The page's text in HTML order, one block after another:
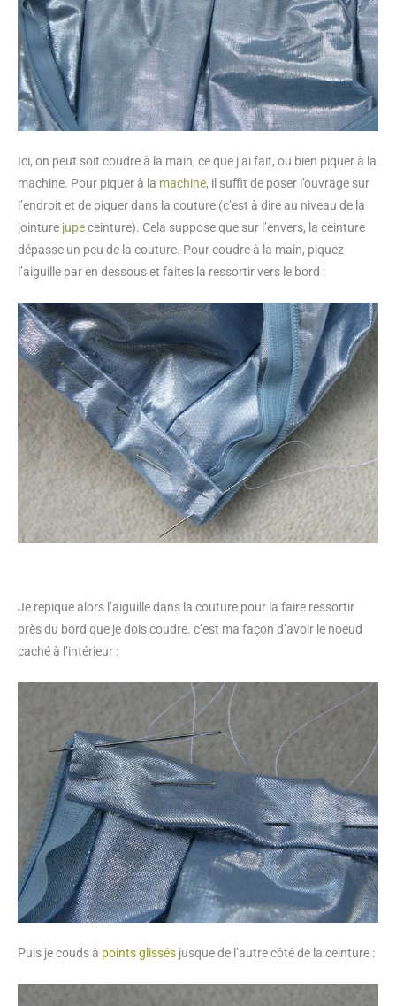
Ici, on peut soit coudre à la main, ce que j’ai fait, ou bien piquer à la
machine. Pour piquer à la machine, il suffit de poser l’ouvrage sur
l’endroit et de piquer dans la couture (c’est à dire au niveau de la
jointure jupeceinture). Cela suppose que sur l’envers, la ceinture
dépasse un peu de la couture. Pour coudre à la main, piquez
l’aiguille par en dessous et faites la ressortir vers le bord :
Je repique alors l’aiguille dans la couture pour la faire ressortir
près du bord que je dois coudre. c’est ma façon d’avoir le noeud
caché à l’intérieur :
Puis je couds à points glissés jusque de l’autre côté de la ceinture :